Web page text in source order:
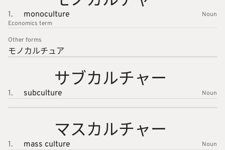
1. monoculture
Noun
Economics term
Other forms
モノカルチュア
サブカルチャー
1. subculture Noun
マスカルチャー
1. mass culture Noun